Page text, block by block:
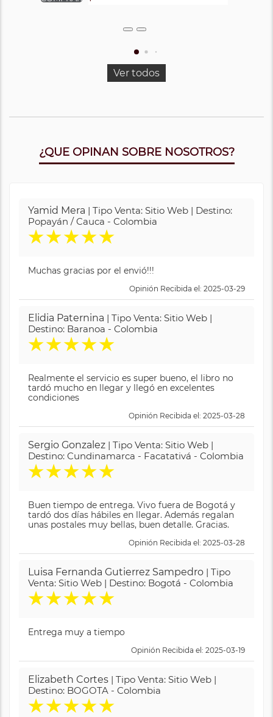
Ver todos
¿QUE OPINAN SOBRE NOSOTROS?
Yamid Mera | Tipo Venta: Sitio Web | Destino:
Popayán / Cauca - Colombia
★★★★★
Muchas gracias por el envió!!!
Opinión Recibida el: 2025-03-29
Elidia Paternina | Tipo Venta: Sitio Web |
Destino: Baranoa - Colombia
★★★★★
Realmente el servicio es super bueno, el libro no
tardó mucho en llegar y llegó en excelentes
condiciones
Opinión Recibida el: 2025-03-28
Sergio Gonzalez | Tipo Venta: Sitio Web |
Destino: Cundinamarca - Facatativá - Colombia
★★★★★
Buen tiempo de entrega. Vivo fuera de Bogotá y
tardó dos días hábiles en llegar. Además regalan
unas postales muy bellas, buen detalle. Gracias.
Opinión Recibida el: 2025-03-28
Luisa Fernanda Gutierrez Sampedro | Tipo
Venta: Sitio Web | Destino: Bogotá - Colombia
★★★★★
Entrega muy a tiempo
Opinión Recibida el: 2025-03-19
Elizabeth Cortes | Tipo Venta: Sitio Web |
Destino: BOGOTA - Colombia
★★★★★